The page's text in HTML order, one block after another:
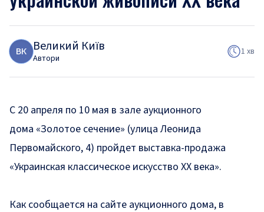
ВК Великий Київ
Автори
1 хв
С 20 апреля по 10 мая в зале аукционного
дома «Золотое сечение» (улица Леонида
Первомайского, 4) пройдет выставка-продажа
«Украинская классическое искусство ХХ века».
Как сообщается на сайте аукционного дома, в